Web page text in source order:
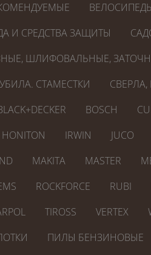
И СРЕДСТВА ЗАЩИТЫ
ШЛИФОВАЛЬНЫЕ,
СТАМЕСТКИ
BOSCH
HONITON IRWIN JUCO
MAKITA MASTER
ROCKFORCE RUBI
TIROSS VERTEX
ПИЛЫ БЕНЗИНОВЫЕ